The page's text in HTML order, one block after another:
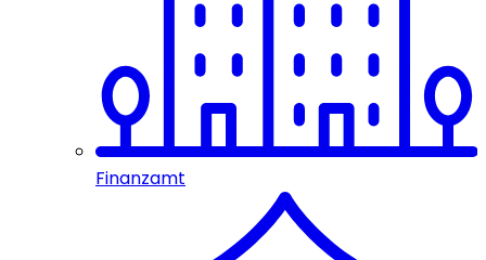
Finanzamt